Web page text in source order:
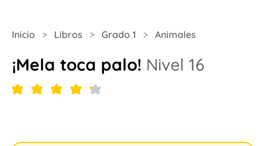
Inicio > Libros > Grado 1 > Animales
¡Mela toca palo! Nivel 16